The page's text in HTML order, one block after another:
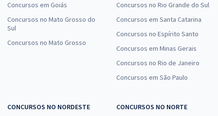
Concursos em Goiás
Concursos no Mato Grosso do
Sul
Concursos no Mato Grosso
Concursos no Rio Grande do Sul
Concursos em Santa Catarina
Concursos no Espírito Santo
Concursos em Minas Gerais
Concursos no Rio de Janeiro
Concursos em São Paulo
CONCURSOS NO NORDESTE
CONCURSOS NO NORTE